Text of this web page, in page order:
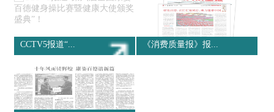
CCTV5报道“... 《消费质量报》报...